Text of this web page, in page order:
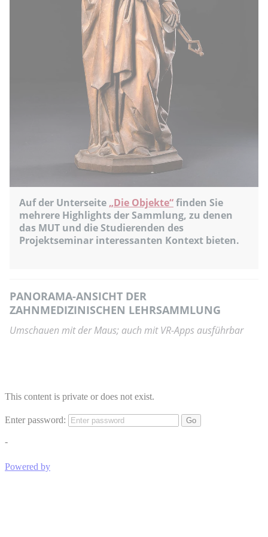
Auf der Unterseite „Die Objekte“finden Sie
mehrere Highlights der Sammlung, zu denen
das MUT und die Studierenden des
Projektseminar interessanten Kontext bieten.
PANORAMA-ANSICHT DER
ZAHNMEDIZINISCHEN LEHRSAMMLUNG
Umschauen mit der Maus; auch mit VR-Apps ausführbar